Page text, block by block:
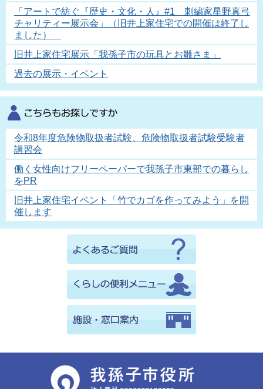
「アートで紡ぐ『歴史・文化・人』#1 刺繍家星野真弓
チャリティー展示会」（旧井上家住宅での開催は終了し
ました）
旧井上家住宅展示「我孫子市の玩具とお雛さま」
過去の展示・イベント
令和8年度危険物取扱者試験、危険物取扱者試験受験者
講習会
働く女性向けフリーペーパーで我孫子市東部での暮らし
をPR
旧井上家住宅イベント「竹でカゴを作ってみよう」を開
催します